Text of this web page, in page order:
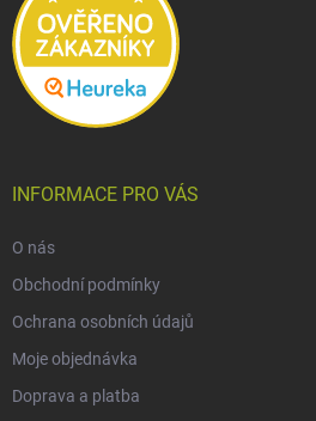
INFORMACE PRO VÁS
O nás
Obchodní podmínky
Ochrana osobních údajů
Moje objednávka
Doprava a platba